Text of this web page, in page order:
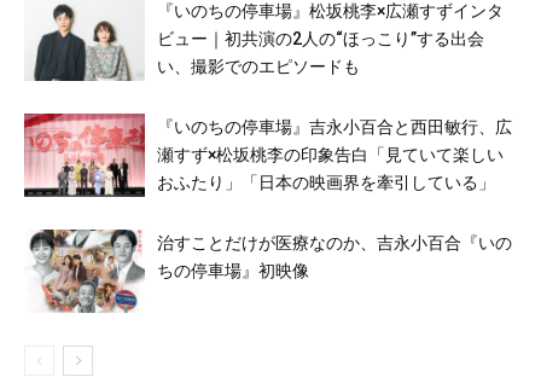
『いのちの停車場』松坂桃李×広瀬すずインタ
ビュー｜初共演の2人の“ほっこり”する出会
い、撮影でのエピソードも
『いのちの停車場』吉永小百合と西田敏行、広
瀬すず×松坂桃李の印象告白「見ていて楽しい
おふたり」「日本の映画界を牽引している」
治すことだけが医療なのか、吉永小百合『いの
ちの停車場』初映像